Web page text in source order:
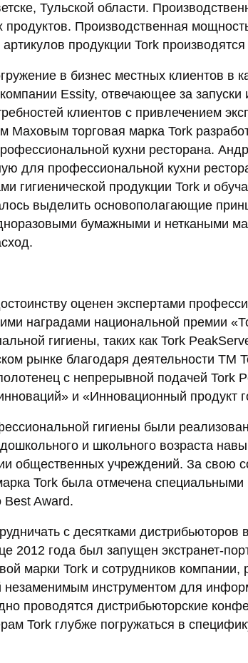
Тульской области.
Производственная
продукции Tork
в бизнес местных клиентов в
Essity, отвечающее за запуски
клиентов с привлечением
Маховым торговая марка Tork
кухни ресторана.
для профессиональной кухни
гигиенической продукции Tork и
выделить основополагающие
бумажными и неткаными
оценен экспертами
наградами национальной премии
гигиены, таких как Tork
рынке благодаря деятельности ТМ
с непрерывной подачей Tork
и «Инновационный продукт
гигиены были
и школьного возраста
общественных учреждений. За свою
Tork была отмечена
Award.
с десятками дистрибьюторов
2012 года был запущен экстранет-
марки Tork и сотрудников
незаменимым инструментом для
проводятся дистрибьюторские
Tork глубже погружаться в